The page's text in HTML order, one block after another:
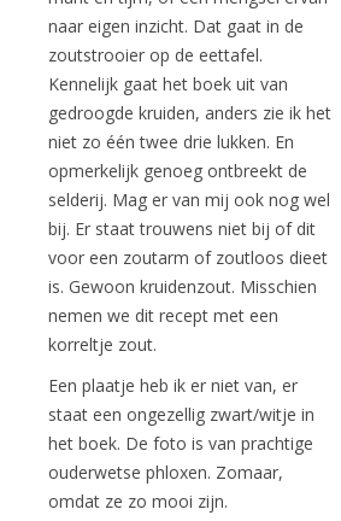
naar eigen inzicht. Dat gaat in de
zoutstrooier op de eettafel.
Kennelijk gaat het boek uit van
gedroogde kruiden, anders zie ik het
niet zo één twee drie lukken. En
opmerkelijk genoeg ontbreekt de
selderij. Mag er van mij ook nog wel
bij. Er staat trouwens niet bij of dit
voor een zoutarm of zoutloos dieet
is. Gewoon kruidenzout. Misschien
nemen we dit recept met een
korreltje zout.
Een plaatje heb ik er niet van, er
staat een ongezellig zwart/witje in
het boek. De foto is van prachtige
ouderwetse phloxen. Zomaar,
omdat ze zo mooi zijn.